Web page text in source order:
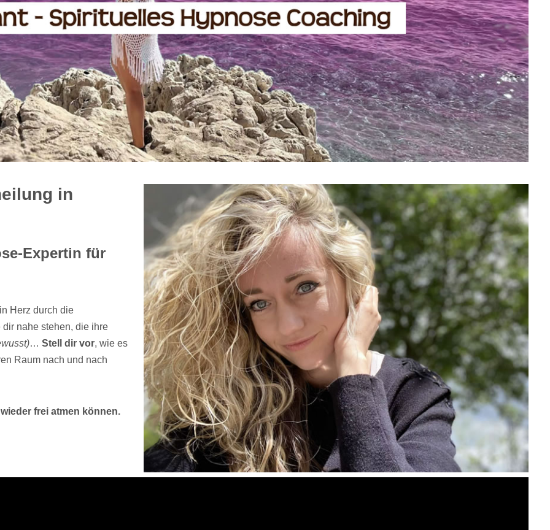
in
Expertin für
Herz durch die
nahe stehen, die ihre
… Stell dir vor, wie es
Raum nach und nach
frei atmen können.